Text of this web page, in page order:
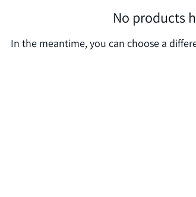
No products
In the meantime, you can choose a